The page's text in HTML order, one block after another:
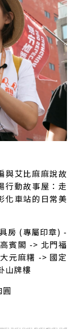
與艾比麻麻說故
行動故事屋：走
化車站的日常美
房 (專屬印章) -
賓閣 -> 北門福
元麻糬 -> 國定
山牌樓
圓